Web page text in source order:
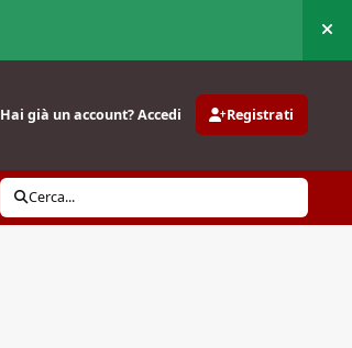
Hai già un account? Accedi Registrati
Cerca...